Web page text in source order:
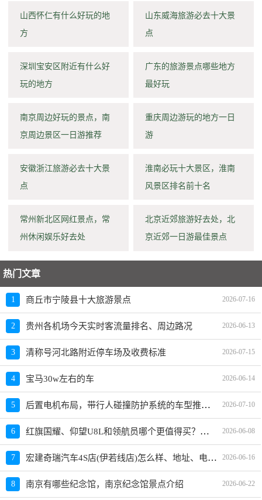
山西怀仁有什么好玩的地
方
山东威海旅游必去十大景
点
深圳宝安区附近有什么好
玩的地方
广东的旅游景点哪些地方
最好玩
南京周边好玩的景点，南
京周边景区一日游推荐
重庆周边游玩的地方一日
游
安徽浙江旅游必去十大景
点
淮南必玩十大景区，淮南
风景区排名前十名
常州新北区网红景点，常
州休闲娱乐好去处
北京近郊旅游好去处，北
京近郊一日游最佳景点
热门文章
1 商丘市宁陵县十大旅游景点 2026-07-16
2 贵州各机场今天实时客流量排名、周边路况 2026-06-13
3 清称号河北路附近停车场及收费标准 2026-07-15
4 宝马30w左右的车 2026-06-14
5 后置电机布局，带行人碰撞防护系统的车型推荐与选购指南 2026-07-10
6 红旗国耀、仰望U8L和领航员哪个更值得买？性价比、配置对比 2026-06-08
7 宏建奇瑞汽车4S店(伊若线店)怎么样、地址、电话、上班时间查询 2026-06-16
8 南京有哪些纪念馆，南京纪念馆景点介绍 2026-06-22